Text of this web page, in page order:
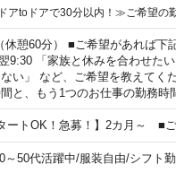
アtoドアで30分以内！≫ご希望の
休憩60分） ■ご希望があれば下
9:30 「家族と休みを合わせた
い」 など、ご希望を教えて
と、もう1つのお仕事の勤務時
ートOK！急募！】2カ月～ ■
～50代活躍中/服装自由/シフト